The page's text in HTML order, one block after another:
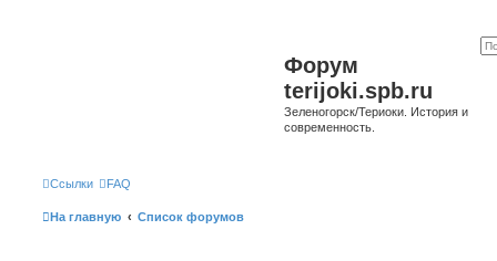
Форум
terijoki.spb.ru
Зеленогорск/Териоки. История и
современность.
Ссылки FAQ
На главную Список форумов